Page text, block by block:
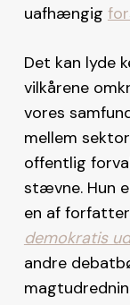
uafhængig
Det kan lyde
vilkårene
vores
mellem
offentlig
stævne. Hun
en af
demokratis
andre